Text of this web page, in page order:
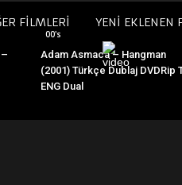
FİLMLERİ YENİ EKLENEN
00's
Adam Asmaca – Hangman
(2001) Türkçe Dublaj DVDRip
ENG Dual